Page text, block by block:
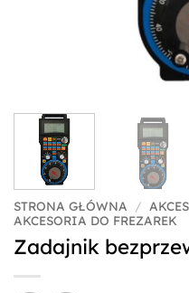
STRONA GŁÓWNA /
AKCESORIA DO FREZAREK
Zadajnik